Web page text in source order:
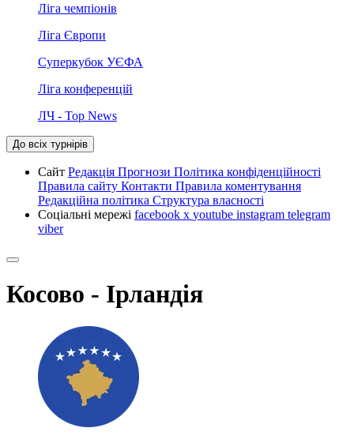
Ліга чемпіонів
Ліга Європи
Суперкубок УЄФА
Ліга конференцій
ЛЧ - Top News
До всіх турнірів
Сайт Редакція Прогнози Політика конфіденційності
Правила сайту Контакти Правила коментування
Редакційна політика Структура власності
Соціальні мережі facebook x youtube instagram telegram
viber
Косово - Ірландія